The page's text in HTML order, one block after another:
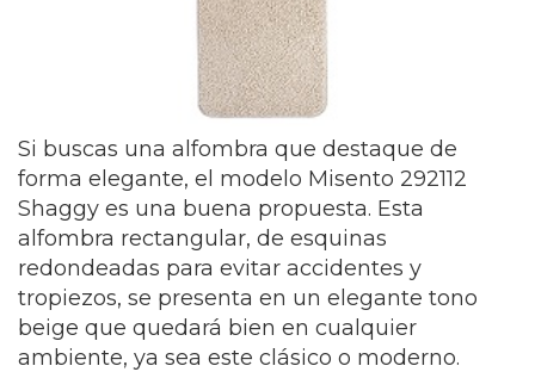
Si buscas una alfombra que destaque de
forma elegante, el modelo Misento 292112
Shaggy es una buena propuesta. Esta
alfombra rectangular, de esquinas
redondeadas para evitar accidentes y
tropiezos, se presenta en un elegante tono
beige que quedará bien en cualquier
ambiente, ya sea este clásico o moderno.